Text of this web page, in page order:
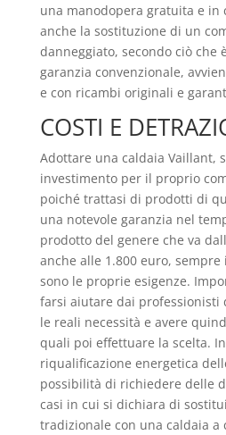
una manodopera gratuita e in
anche la sostituzione di un
danneggiato, secondo ciò che
garanzia convenzionale,
e con ricambi originali e
COSTI E
Adottare una caldaia Vaillant,
investimento per il proprio
poiché trattasi di prodotti di
una notevole garanzia nel
prodotto del genere che va
anche alle 1.800 euro,
sono le proprie esigenze.
farsi aiutare dai professionisti
le reali necessità e avere
quali poi effettuare la scelta.
riqualificazione energetica
possibilità di richiedere delle
casi in cui si dichiara di
tradizionale con una caldaia a